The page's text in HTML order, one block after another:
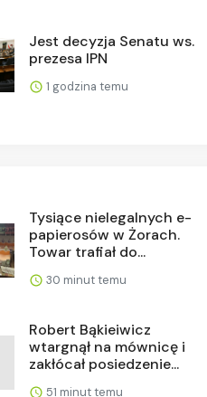
Jest decyzja Senatu ws.
prezesa IPN
1 godzina temu
Tysiące nielegalnych e-
papierosów w Żorach.
Towar trafiał do...
30 minut temu
Robert Bąkieiwicz
wtargnął na mównicę i
zakłócał posiedzenie...
51 minut temu